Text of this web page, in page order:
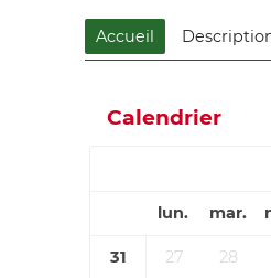
Accueil
Calendrier
lun. mar.
31 27 28